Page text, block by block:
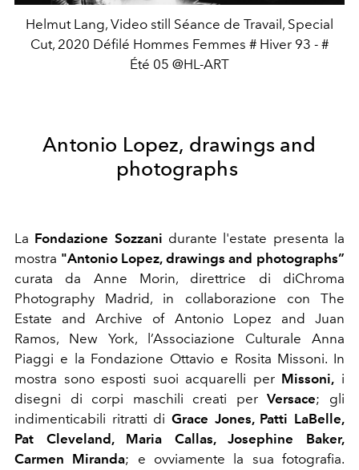
Helmut Lang, Video still Séance de Travail, Special
Cut, 2020 Défilé Hommes Femmes # Hiver 93 - #
Été 05 @HL-ART
Antonio Lopez, drawings and
photographs
La Fondazione Sozzani durante l'estate presenta la
mostra "Antonio Lopez, drawings and photographs”
curata da Anne Morin, direttrice di diChroma
Photography Madrid, in collaborazione con The
Estate and Archive of Antonio Lopez and Juan
Ramos, New York, l’Associazione Culturale Anna
Piaggi e la Fondazione Ottavio e Rosita Missoni. In
mostra sono esposti suoi acquarelli per Missoni, i
disegni di corpi maschili creati perVersace; gli
indimenticabili ritratti di Grace Jones, Patti LaBelle,
Pat Cleveland, Maria Callas, Josephine Baker,
Carmen Miranda; e ovviamente la sua fotografia.